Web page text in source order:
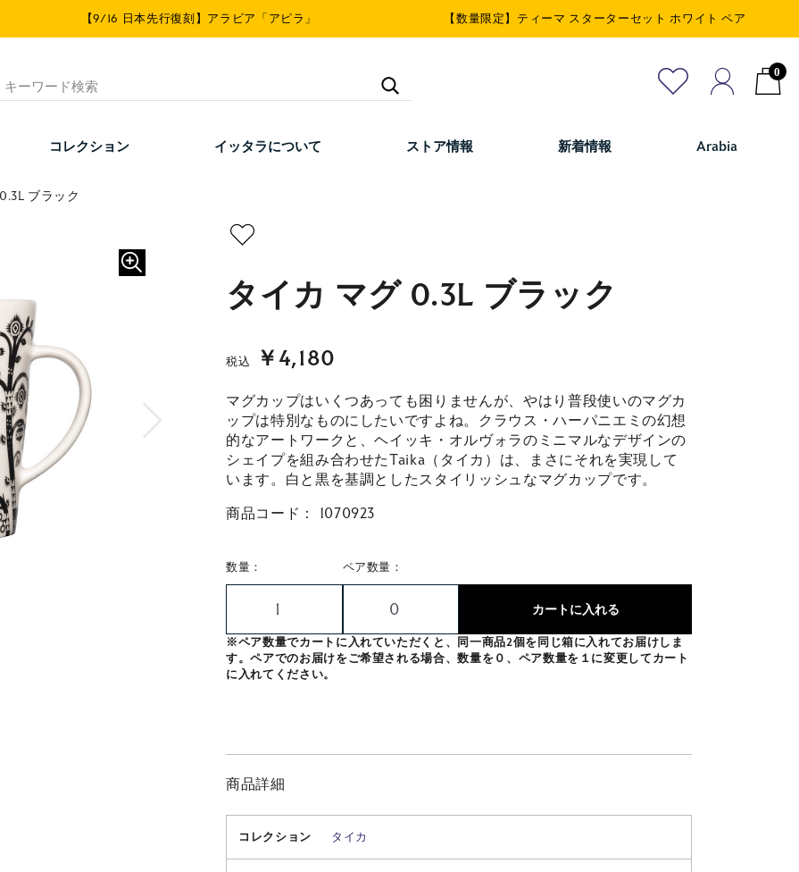
【9/16 日本先行復刻】アラビア「アピラ」 【数量限定】ティーマ スターターセット ホワイト ペア
0
コレクション イッタラについて ストア情報 新着情報 Arabia
ブラック
タイカ マグ 0.3L ブラック
税込 ￥4,180
マグカップはいくつあっても困りませんが、やはり普段使いのマグカ
ップは特別なものにしたいですよね。クラウス・ハーパニエミの幻想
的なアートワークと、ヘイッキ・オルヴォラのミニマルなデザインの
シェイプを組み合わせたTaika（タイカ）は、まさにそれを実現して
います。白と黒を基調としたスタイリッシュなマグカップです。
商品コード： 1070923
数量： ペア数量：
カートに入れる
※ペア数量でカートに入れていただくと、同一商品2個を同じ箱に入れてお届けしま
す。ペアでのお届けをご希望される場合、数量を０、ペア数量を１に変更してカート
に入れてください。
商品詳細
コレクション タイカ